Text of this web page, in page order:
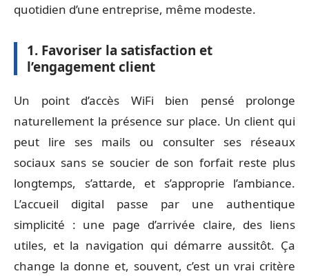
quotidien d’une entreprise, même modeste.
1. Favoriser la satisfaction et
l’engagement client
Un point d’accès WiFi bien pensé prolonge
naturellement la présence sur place. Un client qui
peut lire ses mails ou consulter ses réseaux
sociaux sans se soucier de son forfait reste plus
longtemps, s’attarde, et s’approprie l’ambiance.
L’accueil digital passe par une authentique
simplicité : une page d’arrivée claire, des liens
utiles, et la navigation qui démarre aussitôt. Ça
change la donne et, souvent, c’est un vrai critère